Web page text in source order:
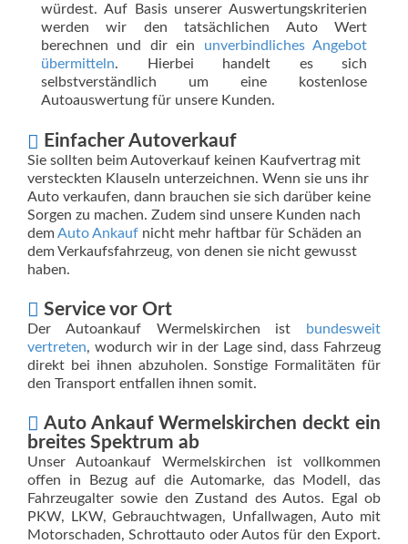
würdest. Auf Basis unserer Auswertungskriterien
werden wir den tatsächlichen Auto Wert
berechnen und dir ein unverbindliches Angebot
übermitteln. Hierbei handelt es sich
selbstverständlich um eine kostenlose
Autoauswertung für unsere Kunden.
Einfacher Autoverkauf
Sie sollten beim Autoverkauf keinen Kaufvertrag mit
versteckten Klauseln unterzeichnen. Wenn sie uns ihr
Auto verkaufen, dann brauchen sie sich darüber keine
Sorgen zu machen. Zudem sind unsere Kunden nach
demAuto Ankauf nicht mehr haftbar für Schäden an
dem Verkaufsfahrzeug, von denen sie nicht gewusst
haben.
Service vor Ort
Der Autoankauf Wermelskirchen ist
bundesweit
vertreten, wodurch wir in der Lage sind, dass Fahrzeug
direkt bei ihnen abzuholen. Sonstige Formalitäten für
den Transport entfallen ihnen somit.
Auto Ankauf Wermelskirchen deckt ein
breites Spektrum ab
Unser Autoankauf Wermelskirchen ist vollkommen
offen in Bezug auf die Automarke, das Modell, das
Fahrzeugalter sowie den Zustand des Autos. Egal ob
PKW, LKW, Gebrauchtwagen, Unfallwagen, Auto mit
Motorschaden, Schrottauto oder Autos für den Export.